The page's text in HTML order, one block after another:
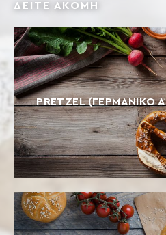
ΔΕΙΤΕ ΑΚΟΜΗ
PRETZEL (ΓΕΡΜΑΝΙΚΌ